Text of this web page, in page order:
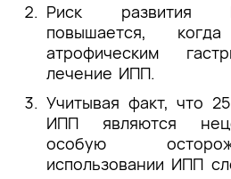
Риск развития
повышается,
атрофическим
лечение ИПП.
Учитывая факт, что
ИПП являются
особую
использовании ИПП